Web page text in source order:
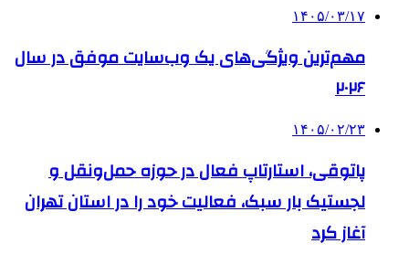
۱۴۰۵/۰۳/۱۷
مهم‌ترین ویژگی‌های یک وب‌سایت موفق در سال
۲۰۲۶
۱۴۰۵/۰۲/۲۳
پاتوقی، استارتاپ فعال در حوزه حمل‌ونقل و
لجستیک بار سبک، فعالیت خود را در استان تهران
آغاز کرد